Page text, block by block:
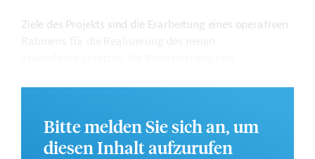
Ziele des Projekts sind die Erarbeitung eines operativen
Weitere Informationen zu dem Entwicklungsprojekt
finden Sie auf derWebseite der ADB.
Bitte melden Sie sich an, um
diesen Inhalt aufzurufen